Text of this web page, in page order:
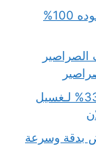
كشف تسربات المياه العزيزية الرياض بجوده 100%
شركة تنظيف بيوت شعر بالرياض بخصم33% لـغسيل
بدقة وسرعة